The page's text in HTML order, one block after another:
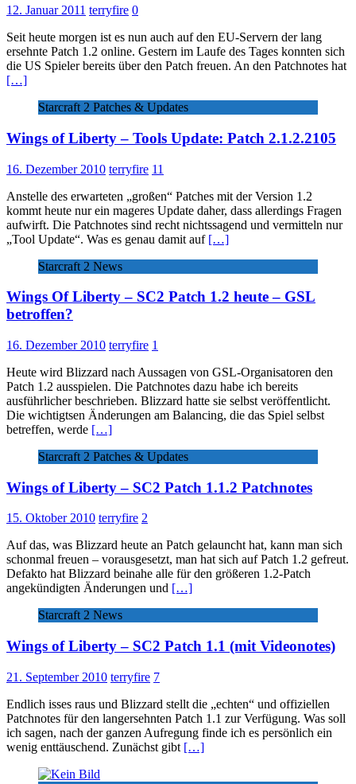
12. Januar 2011 terryfire 0
Seit heute morgen ist es nun auch auf den EU-Servern der lang
ersehnte Patch 1.2 online. Gestern im Laufe des Tages konnten sich
die US Spieler bereits über den Patch freuen. An den Patchnotes hat
[…]
Starcraft 2 Patches & Updates
Wings of Liberty – Tools Update: Patch 2.1.2.2105
16. Dezember 2010 terryfire 11
Anstelle des erwarteten „großen“ Patches mit der Version 1.2
kommt heute nur ein mageres Update daher, dass allerdings Fragen
aufwirft. Die Patchnotes sind recht nichtssagend und vermitteln nur
„Tool Update“. Was es genau damit auf […]
Starcraft 2 News
Wings Of Liberty – SC2 Patch 1.2 heute – GSL
betroffen?
16. Dezember 2010 terryfire 1
Heute wird Blizzard nach Aussagen von GSL-Organisatoren den
Patch 1.2 ausspielen. Die Patchnotes dazu habe ich bereits
ausführlicher beschrieben. Blizzard hatte sie selbst veröffentlicht.
Die wichtigtsen Änderungen am Balancing, die das Spiel selbst
betreffen, werde […]
Starcraft 2 Patches & Updates
Wings of Liberty – SC2 Patch 1.1.2 Patchnotes
15. Oktober 2010 terryfire 2
Auf das, was Blizzard heute an Patch gelauncht hat, kann man sich
schonmal freuen – vorausgesetzt, man hat sich auf Patch 1.2 gefreut.
Defakto hat Blizzard beinahe alle für den größeren 1.2-Patch
angekündigten Änderungen und […]
Starcraft 2 News
Wings of Liberty – SC2 Patch 1.1 (mit Videonotes)
21. September 2010 terryfire 7
Endlich isses raus und Blizzard stellt die „echten“ und offiziellen
Patchnotes für den langersehnten Patch 1.1 zur Verfügung. Was soll
ich sagen, nach der ganzen Aufregung finde ich es persönlich ein
wenig enttäuschend. Zunächst gibt […]